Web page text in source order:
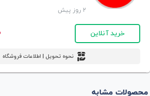
2 روز پیش
خرید آنلاین
نحوه تحویل | اطلاعات فروشگاه
محصولات مشابه